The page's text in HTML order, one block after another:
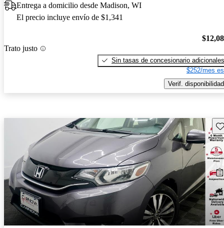
Entrega a domicilio desde Madison, WI
El precio incluye envío de $1,341
Trato justo
Sin tasas de concesionario adicionales
$252/mes
Verif. disponibilidad